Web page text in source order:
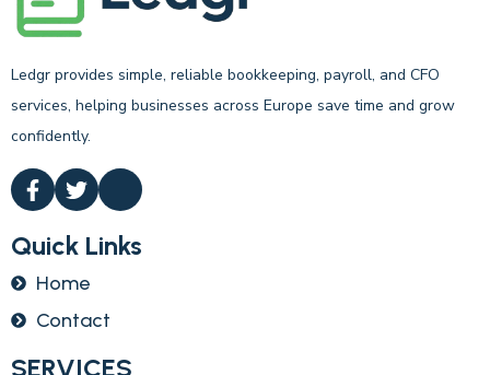
Ledgr provides simple, reliable bookkeeping, payroll, and CFO
services, helping businesses across Europe save time and grow
confidently.
Quick Links
Home
Contact
SERVICES